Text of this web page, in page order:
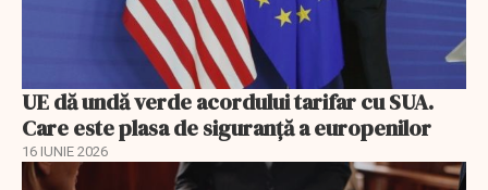
UE dă undă verde acordului tarifar cu SUA.
Care este plasa de siguranță a europenilor
16 IUNIE 2026